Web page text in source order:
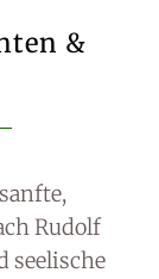
&
Rudolf
seelische